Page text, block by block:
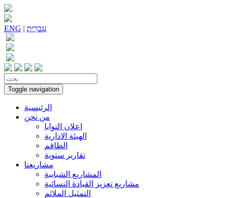
ENG | עִברִית
Toggle navigation
الرئيسية
من نحن
اعلان النوايا
الهيئة الادارية
الطاقم
تقارير سنوية
مشاريعنا
المشاريع الشبابية
مشاريع تعزيز القيادة النسائية
التمثيل الملائم